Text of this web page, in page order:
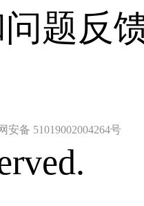
题反
安备 51019002004264号